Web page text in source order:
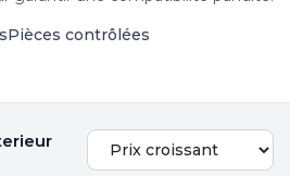
Pièces contrôlées